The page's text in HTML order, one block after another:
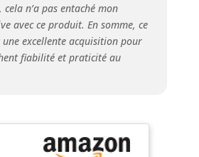
n’a pas entaché mon
avec ce produit. En somme, ce
excellente acquisition pour
fiabilité et praticité au